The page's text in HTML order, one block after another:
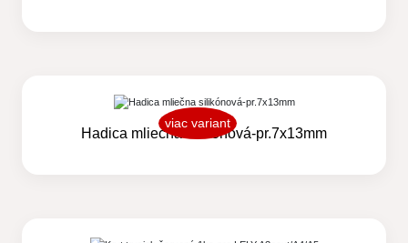
viac variant
Hadica mliečna silikónová-pr.7x13mm